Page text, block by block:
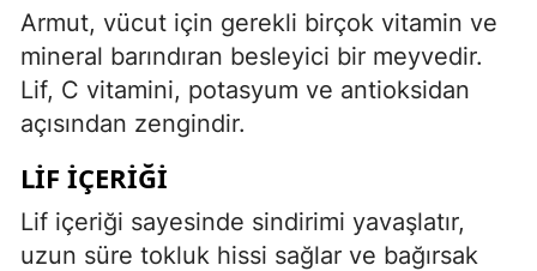
Armut, vücut için gerekli birçok vitamin ve
mineral barındıran besleyici bir meyvedir.
Lif, C vitamini, potasyum ve antioksidan
açısından zengindir.
LIF İÇERIĞI
Lif içeriği sayesinde sindirimi yavaşlatır,
uzun süre tokluk hissi sağlar ve bağırsak